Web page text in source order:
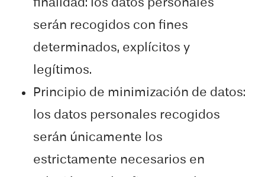
finalidad: los datos personales
serán recogidos con fines
determinados, explícitos y
legítimos.
Principio de minimización de datos:
los datos personales recogidos
serán únicamente los
estrictamente necesarios en